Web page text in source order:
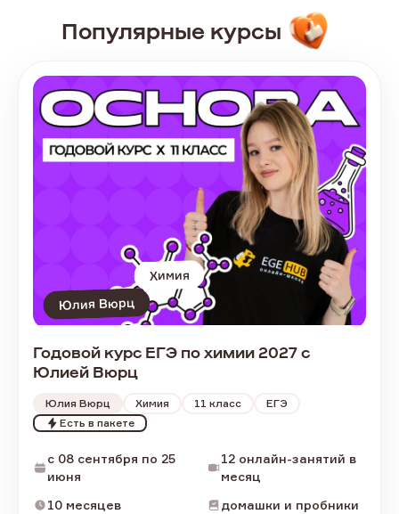
Популярные курсы
Химия
Юлия Вюрц
Годовой курс ЕГЭ по химии 2027 с
Юлией Вюрц
Юлия Вюрц Химия 11 класс
ЕГЭ
Есть в пакете
c 08 сентября по 25
июня
12 онлайн-занятий в
месяц
10 месяцев
домашки и пробники